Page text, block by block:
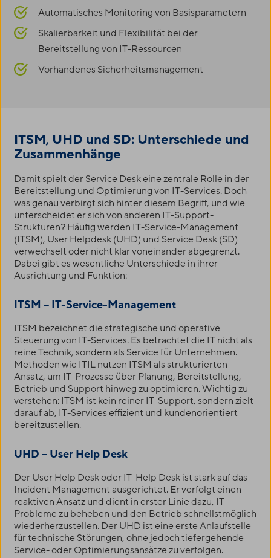
Automatisches Monitoring von Basisparametern
Skalierbarkeit und Flexibilität bei der
Bereitstellung von IT-Ressourcen
Vorhandenes Sicherheitsmanagement
ITSM, UHD und SD: Unterschiede und
Zusammenhänge
Damit spielt der Service Desk eine zentrale Rolle in der
Bereitstellung und Optimierung von IT-Services. Doch
was genau verbirgt sich hinter diesem Begriff, und wie
unterscheidet er sich von anderen IT-Support-
Strukturen? Häufig werden IT-Service-Management
(ITSM), User Helpdesk (UHD) und Service Desk (SD)
verwechselt oder nicht klar voneinander abgegrenzt.
Dabei gibt es wesentliche Unterschiede in ihrer
Ausrichtung und Funktion:
ITSM – IT-Service-Management
ITSM bezeichnet die strategische und operative
Steuerung von IT-Services. Es betrachtet die IT nicht als
reine Technik, sondern als Service für Unternehmen.
Methoden wie ITIL nutzen ITSM als strukturierten
Ansatz, um IT-Prozesse über Planung, Bereitstellung,
Betrieb und Support hinweg zu optimieren. Wichtig zu
verstehen: ITSM ist kein reiner IT-Support, sondern zielt
darauf ab, IT-Services effizient und kundenorientiert
bereitzustellen.
UHD – User Help Desk
Der User Help Desk oder IT-Help Desk ist stark auf das
Incident Management ausgerichtet. Er verfolgt einen
reaktiven Ansatz und dient in erster Linie dazu, IT-
Probleme zu beheben und den Betrieb schnellstmöglich
wiederherzustellen. Der UHD ist eine erste Anlaufstelle
für technische Störungen, ohne jedoch tiefergehende
Service- oder Optimierungsansätze zu verfolgen.